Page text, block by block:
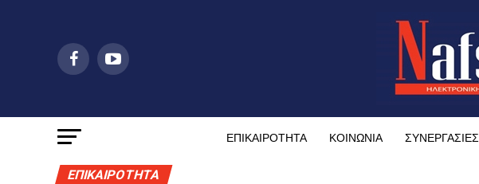
ΕΠΙΚΑΙΡΟΤΗΤΑ ΚΟΙΝΩΝΙΑ ΣΥΝΕΡΓΑΣΙΕΣ
ΕΠΙΚΑΙΡΟΤΗΤΑ